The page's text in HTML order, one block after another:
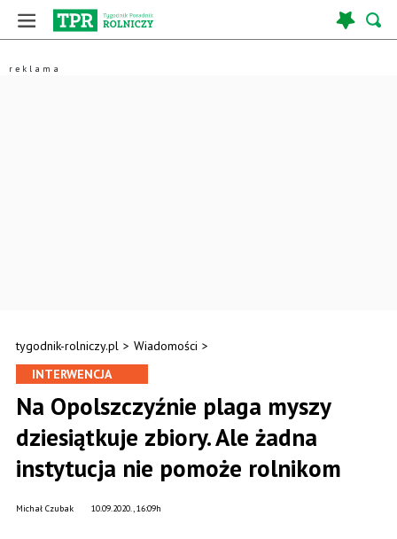
tygodnik-rolniczy.pl > Wiadomości >
INTERWENCJA
Na Opolszczyźnie plaga myszy
dziesiątkuje zbiory. Ale żadna
instytucja nie pomoże rolnikom
10.09.2020., 16:09h
Michał Czubak